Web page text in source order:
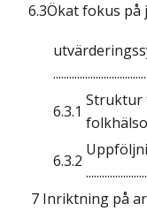
6.3Ökat fokus
6.3.1
Struktur
6.3.2
7 Inriktning på